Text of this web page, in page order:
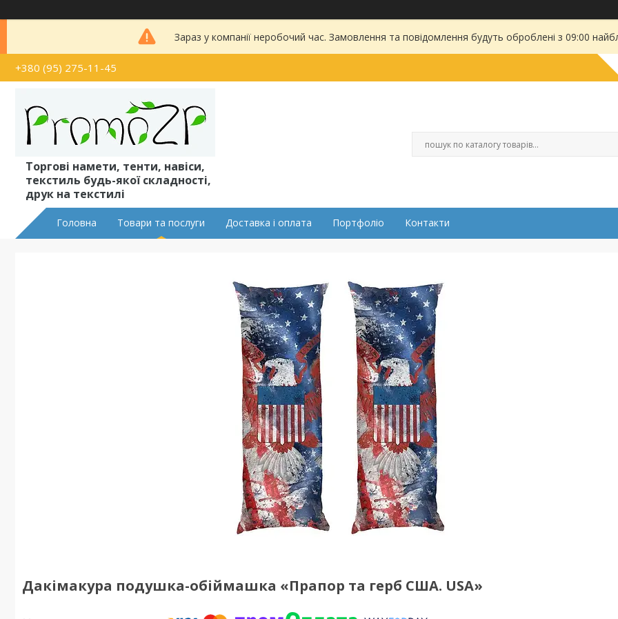
Зараз у компанії неробочий час. Замовлення та повідомлення будуть оброблені з 09:00
+380 (95) 275-11-45
Торгові намети, тенти, навіси,
текстиль будь-якої складності,
друк на текстилі
Головна Товари та послуги Доставка і оплата Портфоліо Контакти
Дакімакура подушка-обіймашка «Прапор та герб США. USA»